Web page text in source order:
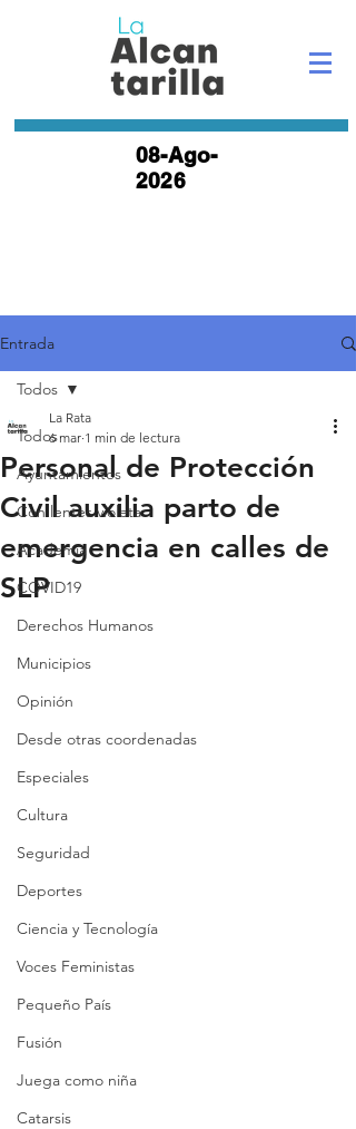
08-Ago-
2026
Entrada
Todos
Ayuntamientos
Con lentes violeta
Academia
COVID19
Derechos Humanos
Municipios
Opinión
Desde otras coordenadas
Especiales
Cultura
Seguridad
Deportes
Ciencia y Tecnología
Voces Feministas
Pequeño País
Fusión
Juega como niña
Catarsis
Todos
Personal de Protección
Civil auxilia parto de
emergencia en calles de
SLP
La Rata
6 mar 1 min de lectura